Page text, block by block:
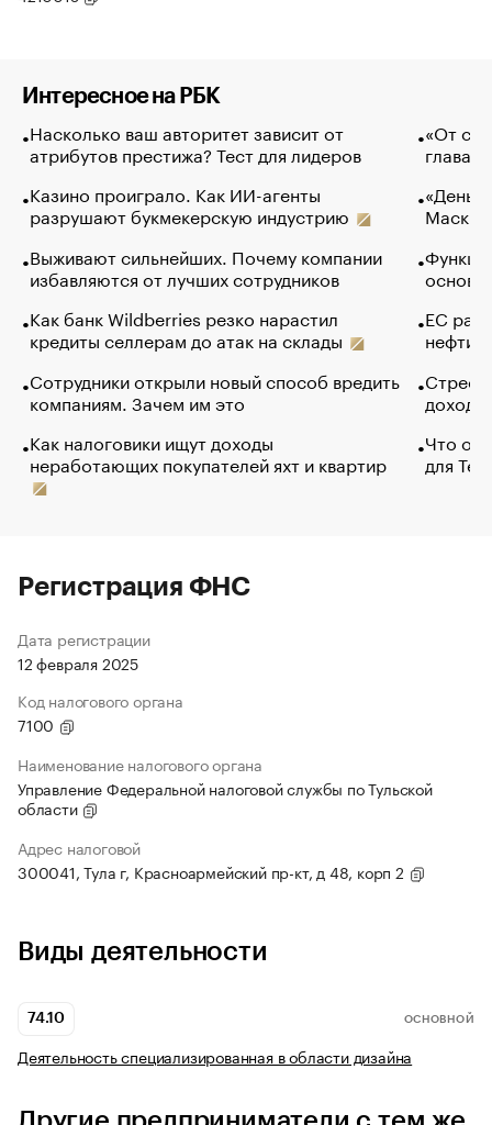
Интересное на РБК
Насколько ваш авторитет зависит от
атрибутов престижа? Тест для лидеров
Казино проиграло. Как ИИ-агенты
разрушают букмекерскую индустрию
Выживают сильнейших. Почему компании
избавляются от лучших сотрудников
Как банк Wildberries резко нарастил
кредиты селлерам до атак на склады
Сотрудники открыли новый способ вредить
компаниям. Зачем им это
Как налоговики ищут доходы
неработающих покупателей яхт и квартир
«От
глава
Маск в
основ
ЕС
нефти
Что
для
Регистрация ФНС
Дата регистрации
12 февраля 2025
Код налогового органа
7100
Наименование налогового органа
Управление Федеральной налоговой службы по Тульской
области
Адрес налоговой
300041, Тула г, Красноармейский пр-кт, д 48, корп 2
Виды деятельности
74.10 ОСНОВНОЙ
Деятельность специализированная в области дизайна